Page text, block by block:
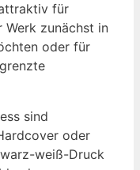
für
Werk zunächst in
oder für
sind
oder
weiß-Druck